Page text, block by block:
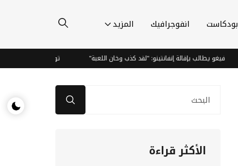
بودكاست انفوجرافيك المزيد
فيغو يطالب بإقالة إنفانتينو: "لقد كذب وخان اللعبة" توقعات طقس رطب وحار مع
الأكثر قراءة